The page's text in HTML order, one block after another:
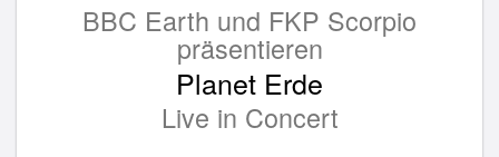
BBC Earth und FKP Scorpio
präsentieren
Planet Erde
Live in Concert